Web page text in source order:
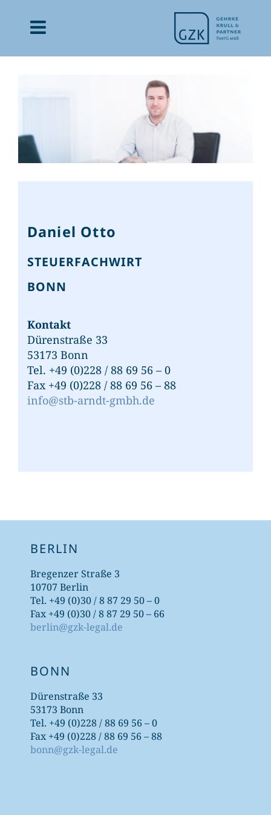
Inhalt
springen
Daniel Otto
STEUERFACHWIRT
BONN
Kontakt
Dürenstraße 33
53173 Bonn
Tel. +49 (0)228 / 88 69 56 – 0
Fax +49 (0)228 / 88 69 56 – 88
info@stb-arndt-gmbh.de
BERLIN
Bregenzer Straße 3
10707 Berlin
Tel. +49 (0)30 / 8 87 29 50 – 0
Fax +49 (0)30 / 8 87 29 50 – 66
berlin@gzk-legal.de
BONN
Dürenstraße 33
53173 Bonn
Tel. +49 (0)228 / 88 69 56 – 0
Fax +49 (0)228 / 88 69 56 – 88
bonn@gzk-legal.de